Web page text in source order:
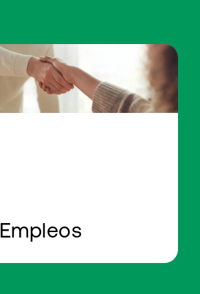
Empleos